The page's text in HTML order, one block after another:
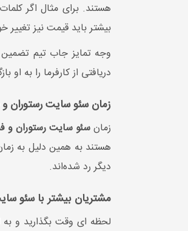
هستند. برای مثال اگر
بیشتر باید قیمت نیز تغییر
وجه تمایز جاب تیم تضمین
دریافتی از کارفرما را به او
زمان سئو سایت رستوران
زمانسئو سایت رستوران
دیگر رد شده‌اند.
مشتریان بیشتر با سئو
لحظه ای وقت بگذارید و